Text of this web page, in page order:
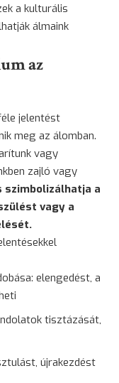
a kulturális
álmaink
az
jelentést
meg az álomban.
vagy
zajló vagy
szimbolizálhatja a
vagy a
elengedést, a
tisztázását,
újrakezdést